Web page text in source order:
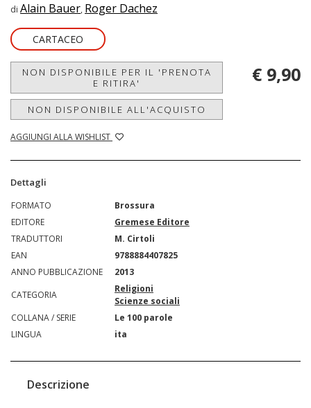
di Alain Bauer, Roger Dachez
CARTACEO
NON DISPONIBILE PER IL 'PRENOTA
E RITIRA'
NON DISPONIBILE ALL'ACQUISTO
AGGIUNGI ALLA WISHLIST
€ 9,90
Dettagli
FORMATO
Brossura
EDITORE
Gremese Editore
TRADUTTORI
M. Cirtoli
EAN
9788884407825
ANNO PUBBLICAZIONE
2013
CATEGORIA
Religioni
Scienze sociali
COLLANA / SERIE
Le 100 parole
LINGUA
ita
Descrizione